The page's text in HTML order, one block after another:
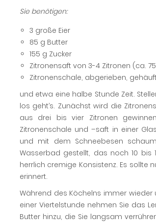
Sie benötigen:
3 große Eier
85 g Butter
155 g Zucker
Zitronensaft von 3-4 Zitronen (ca.
Zitronenschale, abgerieben, gehäuft
und etwa eine halbe Stunde Zeit.
los geht’s. Zunächst wird die
aus drei bis vier Zitronen
Zitronenschale und –saft in einer
und mit dem Schneebesen
Wasserbad gestellt, das noch 10
herrlich cremige Konsistenz. Es
erinnert.
Während des Köchelns immer
einer Viertelstunde nehmen Sie das
Butter hinzu, die Sie langsam